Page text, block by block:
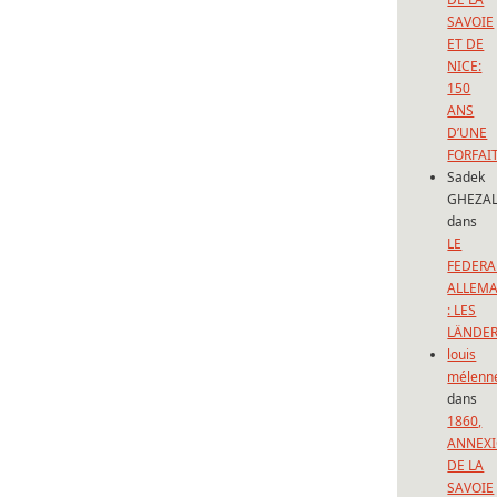
SAVOIE
ET DE
NICE:
150
ANS
D’UNE
Sadek
dans
LE
: LES
louis
dans
1860,
DE LA
SAVOIE